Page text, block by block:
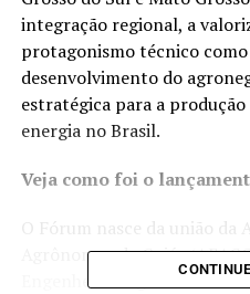
integração regional, a
protagonismo técnico
desenvolvimento do
estratégica para a
energia no Brasil.
Veja como foi o
O Fórum nasce da união da
Agrônomos de Goiás
Engenheiros Agrônomos